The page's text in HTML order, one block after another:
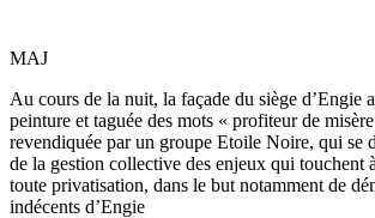
MAJ
Au cours de la nuit, la façade du siège d’Engie
peinture et taguée des mots « profiteur de
revendiquée par un groupe Etoile Noire, qui se
de la gestion collective des enjeux qui touchent
toute privatisation, dans le but notamment de
indécents d’Engie